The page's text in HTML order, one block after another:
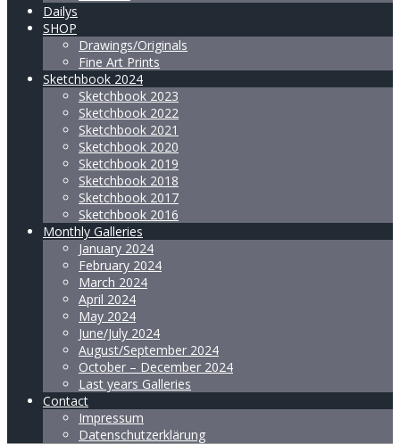
Dailys
SHOP
Drawings/Originals
Fine Art Prints
Sketchbook 2024
Sketchbook 2023
Sketchbook 2022
Sketchbook 2021
Sketchbook 2020
Sketchbook 2019
Sketchbook 2018
Sketchbook 2017
Sketchbook 2016
Monthly Galleries
January 2024
February 2024
March 2024
April 2024
May 2024
June/July 2024
August/September 2024
October – December 2024
Last years Galleries
Contact
Impressum
Datenschutzerklärung